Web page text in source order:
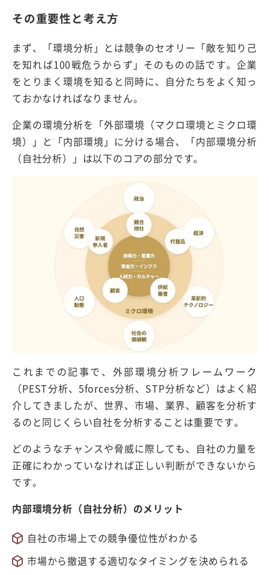
その重要性と考え方
まず、「環境分析」とは競争のセオリー「敵を知り己
を知れば100戦危うからず」そのものの話です。企業
をとりまく環境を知ると同時に、自分たちをよく知っ
ておかなければなりません。
企業の環境分析を「外部環境（マクロ環境とミクロ環
境）」と「内部環境」に分ける場合、「内部環境分析
（自社分析）」は以下のコアの部分です。
これまでの記事で、外部環境分析フレームワーク
（PEST分析、5forces分析、STP分析など）はよく紹
介してきましたが、世界、市場、業界、顧客を分析す
るのと同じくらい自社を分析することは重要です。
どのようなチャンスや脅威に際しても、自社の力量を
正確にわかっていなければ正しい判断ができないから
です。
内部環境分析（自社分析）のメリット
自社の市場上での競争優位性がわかる
市場から撤退する適切なタイミングを決められる